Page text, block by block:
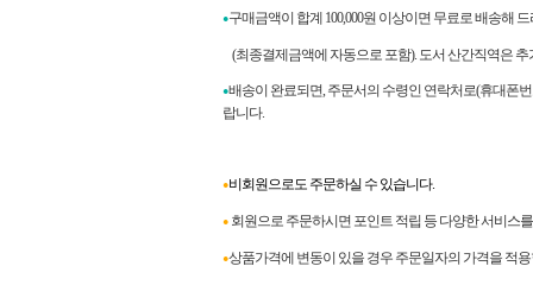
●구매금액이 합계 100,000원 이상이면 무료로 배송해
(최종결제금액에 자동으로 포함). 도서 산간직역은
●배송이 완료되면, 주문서의 수령인 연락처로(휴대폰
랍니다.
●비회원으로도 주문하실 수 있습니다.
● 회원으로 주문하시면 포인트 적립 등 다양한 서비스
●상품가격에 변동이 있을 경우 주문일자의 가격을 적